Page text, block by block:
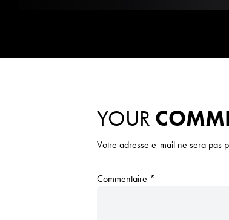
YOUR
Votre adresse e-mail ne sera pas
Commentaire *